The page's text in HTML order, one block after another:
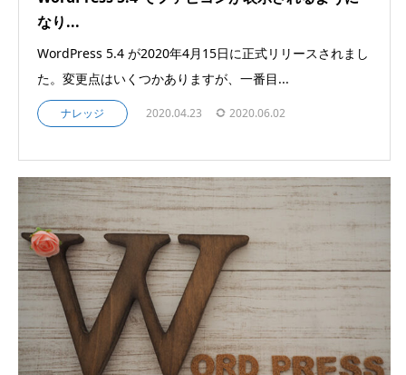
なり...
WordPress 5.4 が2020年4月15日に正式リリースされまし
た。変更点はいくつかありますが、一番目...
ナレッジ 2020.04.23 2020.06.02